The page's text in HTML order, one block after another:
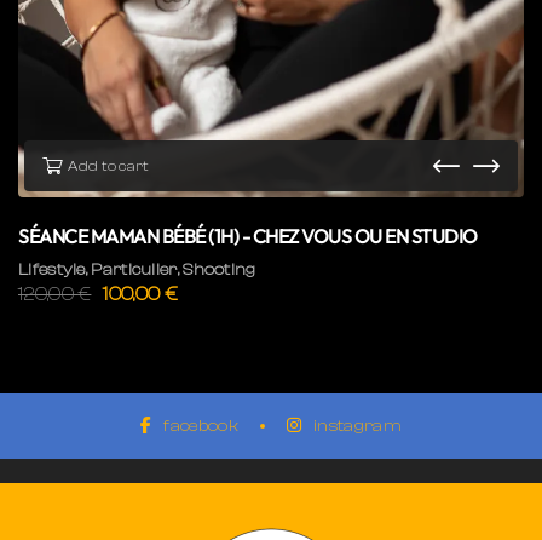
Add to cart
SÉANCE MAMAN BÉBÉ (1H) - CHEZ VOUS OU EN STUDIO
Lifestyle,Particulier,Shooting
120,00€ 100,00€
facebook instagram